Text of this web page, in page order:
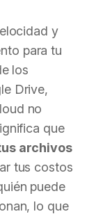
y
para tu
los
Drive,
no
que
archivos
tus costos
puede
lo que